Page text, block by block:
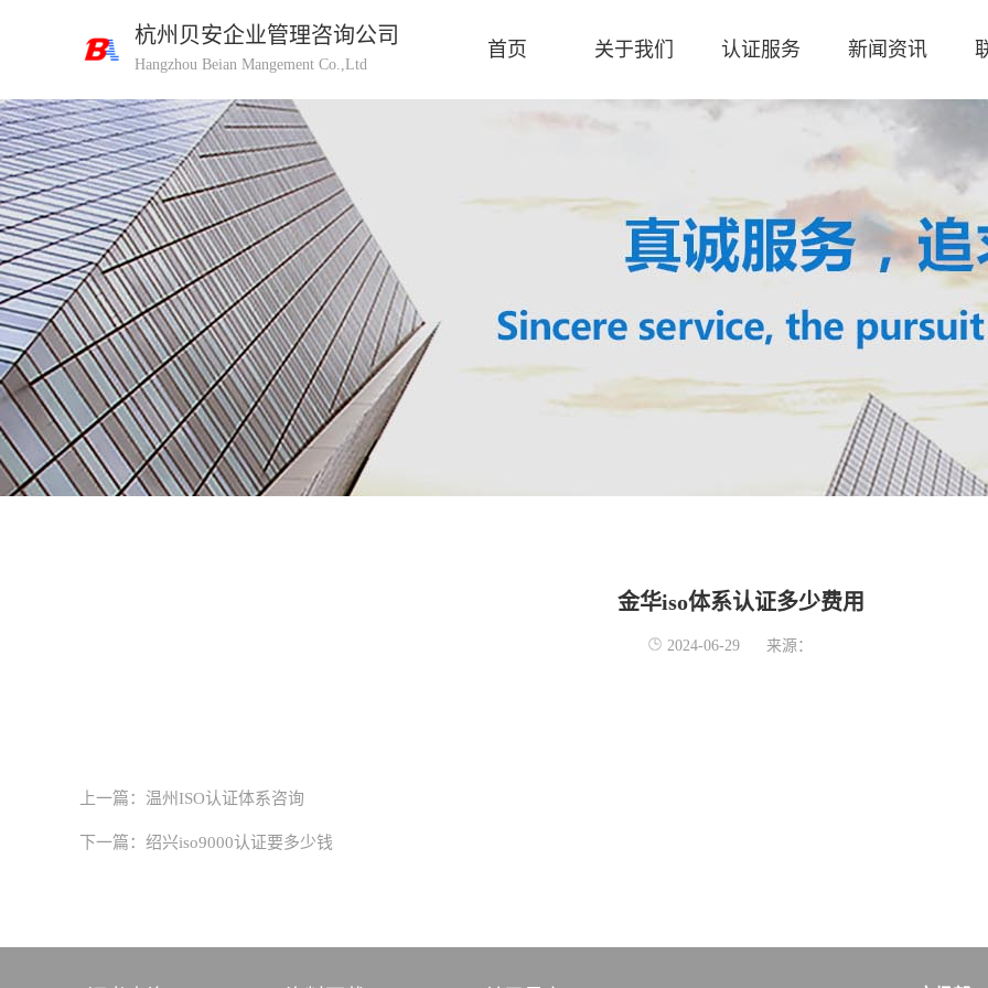
杭州贝安企业管理咨询公司
Hangzhou Beian Mangement Co.,Ltd
首页 关于我们 认证服务 新闻资讯
金华iso体系认证多少费用
2024-06-29 来源：
上一篇： 温州ISO认证体系咨询
下一篇： 绍兴iso9000认证要多少钱